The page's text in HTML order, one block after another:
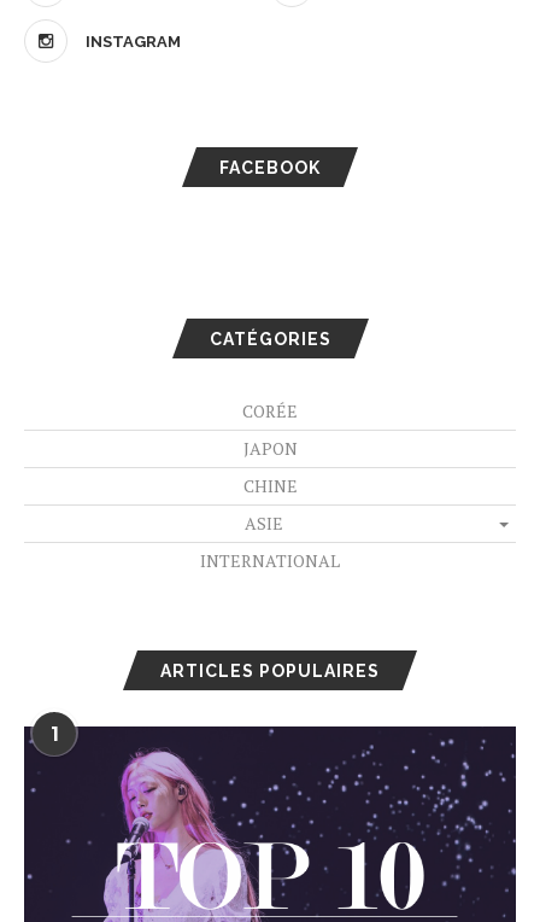
INSTAGRAM
FACEBOOK
CATÉGORIES
CORÉE
JAPON
CHINE
ASIE
INTERNATIONAL
ARTICLES POPULAIRES
1